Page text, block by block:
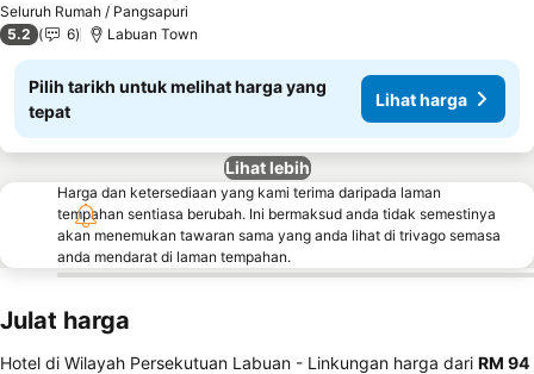
Seluruh Rumah / Pangsapuri
5.2 6 Labuan Town
Pilih tarikh untuk melihat harga yang
tepat
Lihat harga
Lihat lebih
Harga dan ketersediaan yang kami terima daripada laman
tempahan sentiasa berubah. Ini bermaksud anda tidak semestinya
akan menemukan tawaran sama yang anda lihat di trivago semasa
anda mendarat di laman tempahan.
Julat harga
Hotel di Wilayah Persekutuan Labuan - Linkungan harga dari ‎RM 94